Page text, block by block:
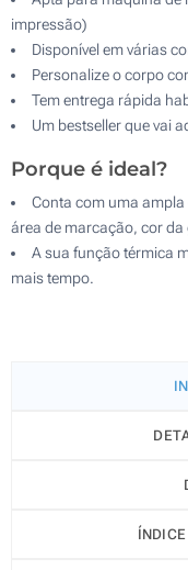
impressão)
Disponível em várias
Personalize o corpo
Tem entrega rápida
Um bestseller que vai
Porque é ideal?
Conta com uma
área de marcação, cor
A sua função térmica
mais tempo.